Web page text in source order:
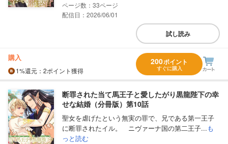
33
配信日：2026/06/01
試し読み
購入
1%還元 ：2ポイント獲得
200ポイント
すぐに購入
断罪された当て馬王子と愛したがり黒龍陛下の幸
せな結婚（分冊版）第10話
聖女を虐げたという無実の罪で、兄である第一王子
に断罪されたイル。 ニヴァーナ国の第二王子...も
っと読む